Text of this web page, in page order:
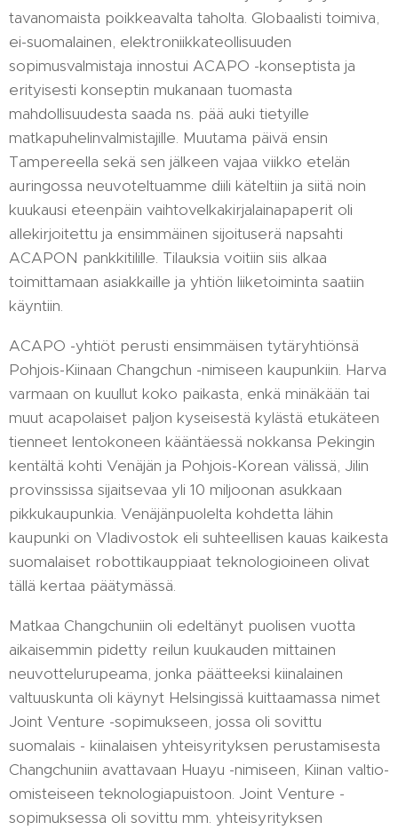
tavanomaista poikkeavalta taholta. Globaalisti toimiva,
ei-suomalainen, elektroniikkateollisuuden
sopimusvalmistaja innostui ACAPO -konseptista ja
erityisesti konseptin mukanaan tuomasta
mahdollisuudesta saada ns. pää auki tietyille
matkapuhelinvalmistajille. Muutama päivä ensin
Tampereella sekä sen jälkeen vajaa viikko etelän
auringossa neuvoteltuamme diili käteltiin ja siitä noin
kuukausi eteenpäin vaihtovelkakirjalainapaperit oli
allekirjoitettu ja ensimmäinen sijoituserä napsahti
ACAPON pankkitilille. Tilauksia voitiin siis alkaa
toimittamaan asiakkaille ja yhtiön liiketoiminta saatiin
käyntiin.
ACAPO -yhtiöt perusti ensimmäisen tytäryhtiönsä
Pohjois-Kiinaan Changchun -nimiseen kaupunkiin. Harva
varmaan on kuullut koko paikasta, enkä minäkään tai
muut acapolaiset paljon kyseisestä kylästä etukäteen
tienneet lentokoneen kääntäessä nokkansa Pekingin
kentältä kohti Venäjän ja Pohjois-Korean välissä, Jilin
provinssissa sijaitsevaa yli 10 miljoonan asukkaan
pikkukaupunkia. Venäjänpuolelta kohdetta lähin
kaupunki on Vladivostok eli suhteellisen kauas kaikesta
suomalaiset robottikauppiaat teknologioineen olivat
tällä kertaa päätymässä.
Matkaa Changchuniin oli edeltänyt puolisen vuotta
aikaisemmin pidetty reilun kuukauden mittainen
neuvottelurupeama, jonka päätteeksi kiinalainen
valtuuskunta oli käynyt Helsingissä kuittaamassa nimet
Joint Venture -sopimukseen, jossa oli sovittu
suomalais - kiinalaisen yhteisyrityksen perustamisesta
Changchuniin avattavaan Huayu -nimiseen, Kiinan valtio-
omisteiseen teknologiapuistoon. Joint Venture -
sopimuksessa oli sovittu mm. yhteisyrityksen